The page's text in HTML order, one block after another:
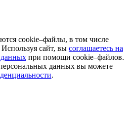
cookie–файлы, в том числе
сайт, вы соглашаетесь на
данных при помощи cookie–файлов.
данных вы можете
.